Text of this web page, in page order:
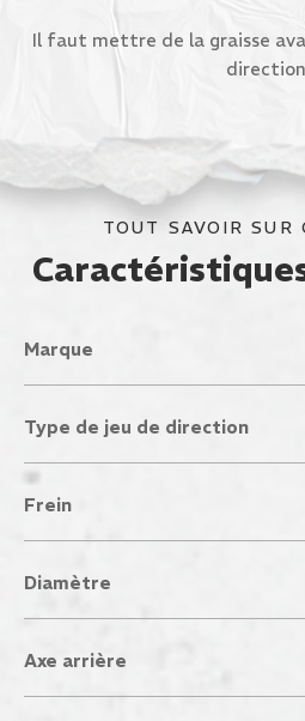
Il faut mettre de la graisse
TOUT SAVOIR SUR
Marque
Type de jeu de direction
Frein
Diamètre
Axe arrière